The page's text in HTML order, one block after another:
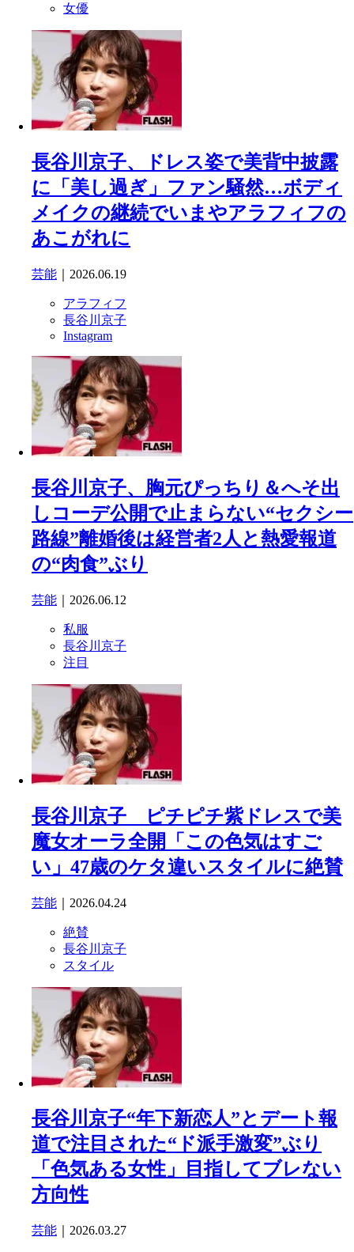
女優
長谷川京子、ドレス姿で美背中披露
に「美し過ぎ」ファン騒然…ボディ
メイクの継続でいまやアラフィフの
あこがれに
芸能 ｜2026.06.19
アラフィフ
長谷川京子
Instagram
長谷川京子、胸元ぴっちり＆へそ出
しコーデ公開で止まらない“セクシー
路線”離婚後は経営者2人と熱愛報道
の“肉食”ぶり
芸能 ｜2026.06.12
私服
長谷川京子
注目
長谷川京子 ピチピチ紫ドレスで美
魔女オーラ全開「この色気はすご
い」47歳のケタ違いスタイルに絶賛
芸能 ｜2026.04.24
絶賛
長谷川京子
スタイル
長谷川京子“年下新恋人”とデート報
道で注目された“ド派手激変”ぶり
「色気ある女性」目指してブレない
方向性
芸能 ｜2026.03.27